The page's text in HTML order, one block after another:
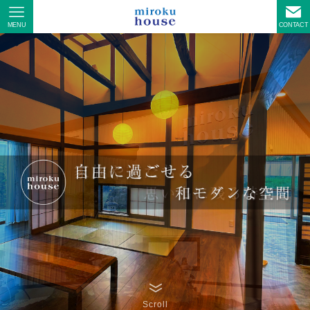
CONTACT
MENU
Scroll